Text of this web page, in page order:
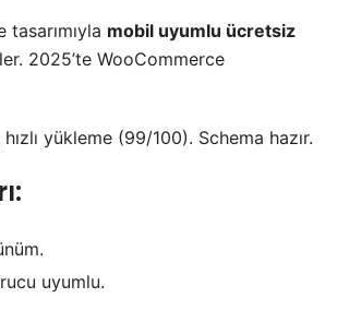
mobil uyumlu ücretsiz
2025’te WooCommerce
yükleme (99/100). Schema hazır.
uyumlu.